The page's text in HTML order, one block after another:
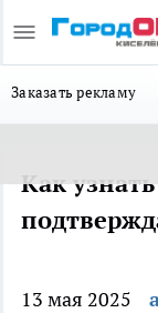
Заказать рекламу
Как
13 мая 2025